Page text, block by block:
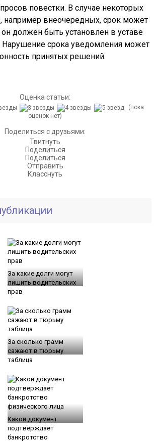
повестки. В случае некоторых
например внеочередных, срок может
должен быть установлен в уставе
Нарушение срока уведомления может
принятых решений.
Оценка статьи:
(пока
оценок нет)
Поделиться с друзьями:
Твитнуть
Поделиться
Поделиться
Отправить
Класснуть
За какие долги могут
лишить водительских
прав
За сколько грамм
сажают в тюрьму
таблица
Какой документ
подтверждает
банкротство